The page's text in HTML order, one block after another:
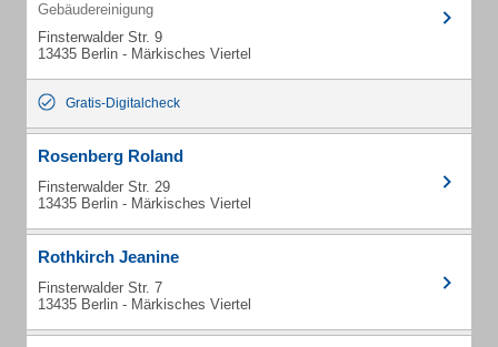
Gebäudereinigung
Finsterwalder Str. 9
13435 Berlin - Märkisches Viertel
Gratis-Digitalcheck
Rosenberg Roland
Finsterwalder Str. 29
13435 Berlin - Märkisches Viertel
Rothkirch Jeanine
Finsterwalder Str. 7
13435 Berlin - Märkisches Viertel